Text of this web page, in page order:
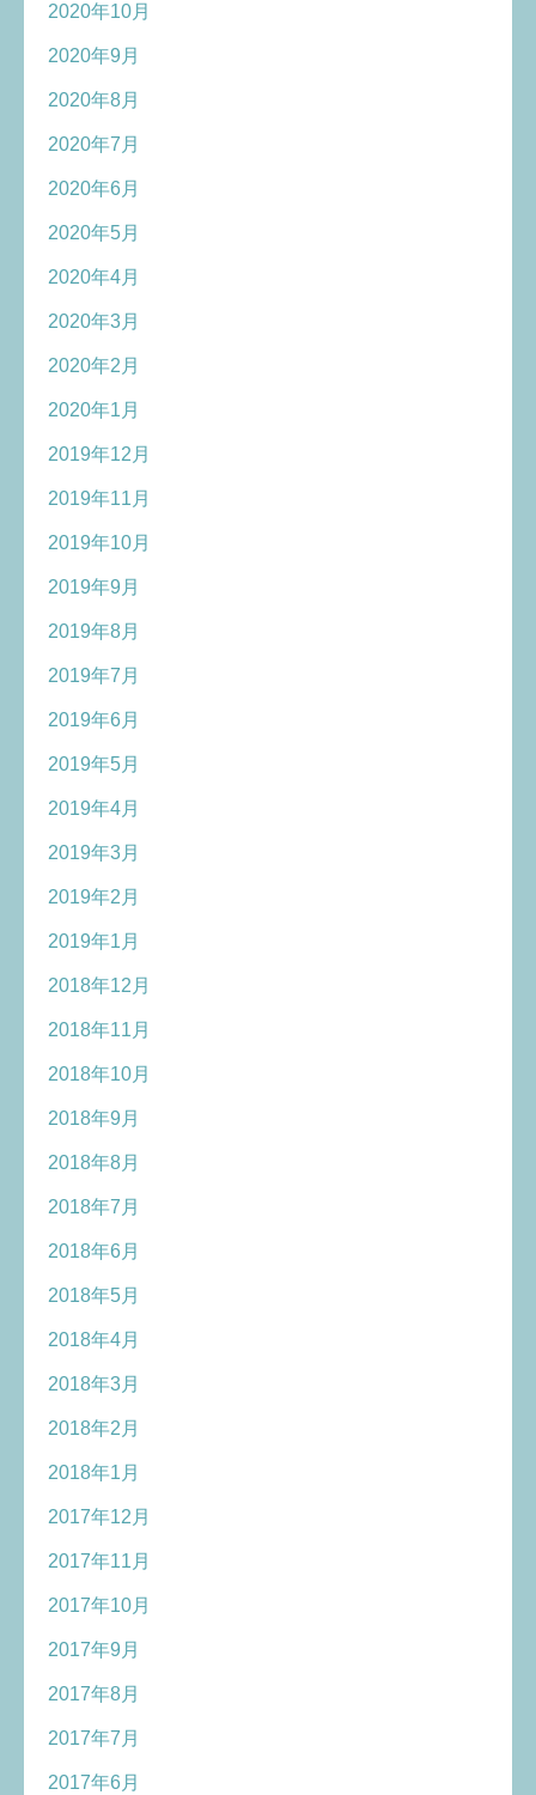
2020年10月
2020年9月
2020年8月
2020年7月
2020年6月
2020年5月
2020年4月
2020年3月
2020年2月
2020年1月
2019年12月
2019年11月
2019年10月
2019年9月
2019年8月
2019年7月
2019年6月
2019年5月
2019年4月
2019年3月
2019年2月
2019年1月
2018年12月
2018年11月
2018年10月
2018年9月
2018年8月
2018年7月
2018年6月
2018年5月
2018年4月
2018年3月
2018年2月
2018年1月
2017年12月
2017年11月
2017年10月
2017年9月
2017年8月
2017年7月
2017年6月